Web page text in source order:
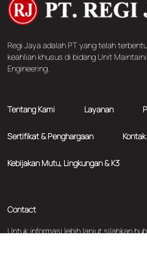
Regi Jaya adalah PT yang telah
keahlian khusus di bidang Unit
Engineering.
Tentang Kami Layanan
Sertifikat & Penghargaan Kontak
Kebijakan Mutu, Lingkungan & K3
Contact
Untuk informasi lebih lanjut silahkan